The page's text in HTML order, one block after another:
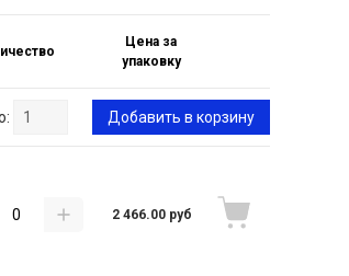
Цена за
упаковку
Добавить в корзину
2 466.00 руб